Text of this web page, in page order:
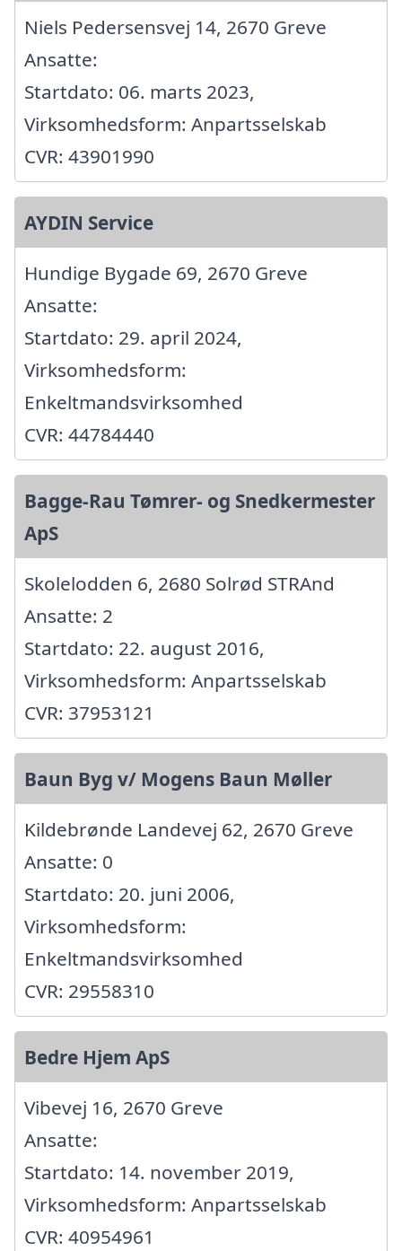
Niels Pedersensvej 14, 2670 Greve
Ansatte:
Startdato: 06. marts 2023,
Virksomhedsform: Anpartsselskab
CVR: 43901990
AYDIN Service
Hundige Bygade 69, 2670 Greve
Ansatte:
Startdato: 29. april 2024,
Virksomhedsform:
Enkeltmandsvirksomhed
CVR: 44784440
Bagge-Rau Tømrer- og Snedkermester
ApS
Skolelodden 6, 2680 Solrød STRAnd
Ansatte: 2
Startdato: 22. august 2016,
Virksomhedsform: Anpartsselskab
CVR: 37953121
Baun Byg v/ Mogens Baun Møller
Kildebrønde Landevej 62, 2670 Greve
Ansatte: 0
Startdato: 20. juni 2006,
Virksomhedsform:
Enkeltmandsvirksomhed
CVR: 29558310
Bedre Hjem ApS
Vibevej 16, 2670 Greve
Ansatte:
Startdato: 14. november 2019,
Virksomhedsform: Anpartsselskab
CVR: 40954961